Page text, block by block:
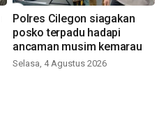
Polres Cilegon siagakan
posko terpadu hadapi
ancaman musim kemarau
Selasa, 4 Agustus 2026